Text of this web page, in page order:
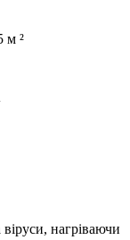
м ²
віруси, нагріваючи